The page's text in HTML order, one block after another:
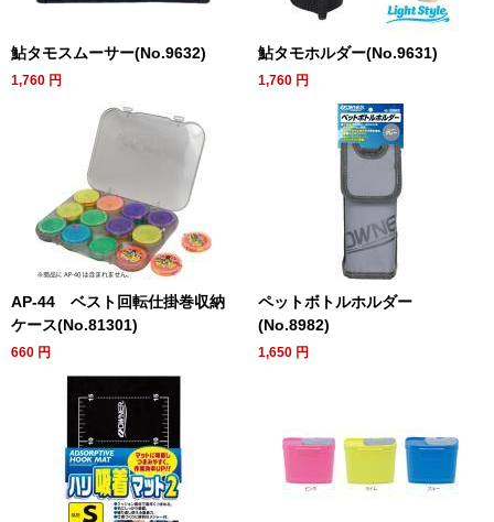
鮎タモスムーサー(No.9632)
1,760 円
鮎タモホルダー(No.9631)
1,760 円
AP-44 ベスト回転仕掛巻収納
ケース(No.81301)
660 円
ペットボトルホルダー
(No.8982)
1,650 円